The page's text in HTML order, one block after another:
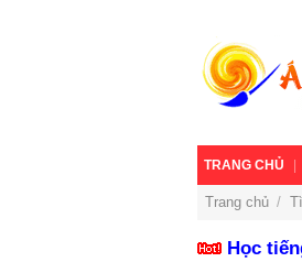
TRANG CHỦ
Trang chủ /
Học